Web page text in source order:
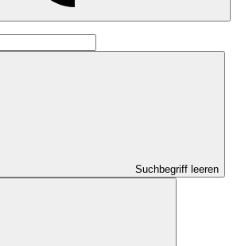
Suchbegriff leeren